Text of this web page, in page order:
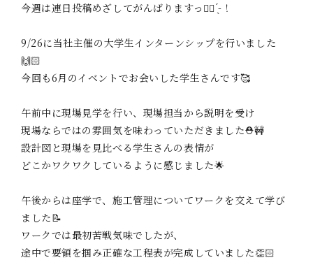
今週は連日投稿めざしてがんばりますっ✊🏻 ̖́-‬！
9/26に当社主催の大学生インターンシップを行いました
🙌🏻
今回も6月のイベントでお会いした学生さんです🥰
午前中に現場見学を行い、現場担当から説明を受け
現場ならではの雰囲気を味わっていただきました⛑️🚧
設計図と現場を見比べる学生さんの表情が
どこかワクワクしているように感じました🌟
午後からは座学で、施工管理についてワークを交えて学び
ました📝
ワークでは最初苦戦気味でしたが、
途中で要領を掴み正確な工程表が完成していました👏🏻